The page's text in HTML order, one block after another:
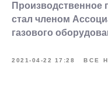
стал членом
газового
2021-04-22 17:28 ВСЕ